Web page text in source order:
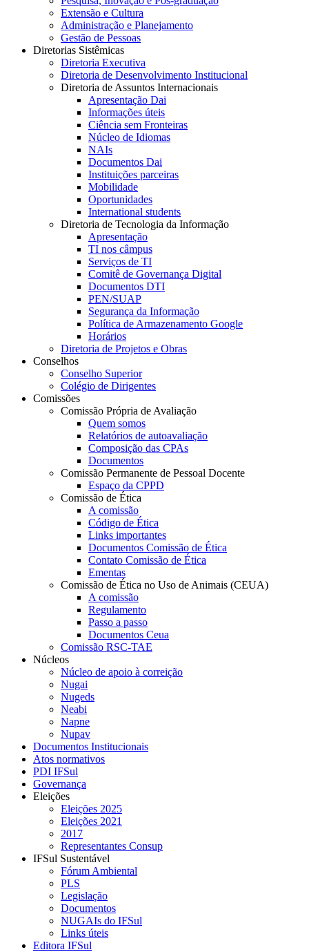
Extensão e Cultura
Administração e Planejamento
Gestão de Pessoas
Diretorias Sistêmicas
Diretoria Executiva
Diretoria de Desenvolvimento Institucional
Diretoria de Assuntos Internacionais
Apresentação Dai
Informações úteis
Ciência sem Fronteiras
Núcleo de Idiomas
NAIs
Documentos Dai
Instituições parceiras
Mobilidade
Oportunidades
International students
Diretoria de Tecnologia da Informação
Apresentação
TI nos câmpus
Serviços de TI
Comitê de Governança Digital
Documentos DTI
PEN/SUAP
Segurança da Informação
Política de Armazenamento Google
Horários
Diretoria de Projetos e Obras
Conselhos
Conselho Superior
Colégio de Dirigentes
Comissões
Comissão Própria de Avaliação
Quem somos
Relatórios de autoavaliação
Composição das CPAs
Documentos
Comissão Permanente de Pessoal Docente
Espaço da CPPD
Comissão de Ética
A comissão
Código de Ética
Links importantes
Documentos Comissão de Ética
Contato Comissão de Ética
Ementas
Comissão de Ética no Uso de Animais (CEUA)
A comissão
Regulamento
Passo a passo
Documentos Ceua
Comissão RSC-TAE
Núcleos
Núcleo de apoio à correição
Nugai
Nugeds
Neabi
Napne
Nupav
Documentos Institucionais
Atos normativos
PDI IFSul
Governança
Eleições
Eleições 2025
Eleições 2021
2017
Representantes Consup
IFSul Sustentável
Fórum Ambiental
PLS
Legislação
Documentos
NUGAIs do IFSul
Links úteis
Editora IFSul